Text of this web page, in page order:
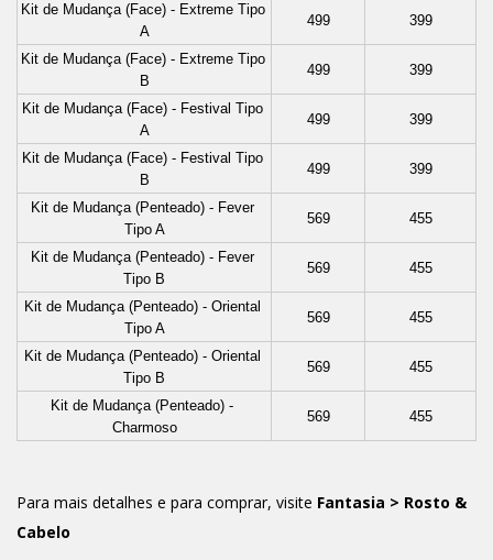
Kit de Mudança (Face) - Extreme Tipo
A
499 399
Kit de Mudança (Face) - Extreme Tipo
B
499 399
Kit de Mudança (Face) - Festival Tipo
A
499 399
Kit de Mudança (Face) - Festival Tipo
B
499 399
Kit de Mudança (Penteado) - Fever
Tipo A
569 455
Kit de Mudança (Penteado) - Fever
Tipo B
569 455
Kit de Mudança (Penteado) - Oriental
Tipo A
569 455
Kit de Mudança (Penteado) - Oriental
Tipo B
569 455
Kit de Mudança (Penteado) -
Charmoso
569 455
Para mais detalhes e para comprar, visite Fantasia > Rosto &
Cabelo